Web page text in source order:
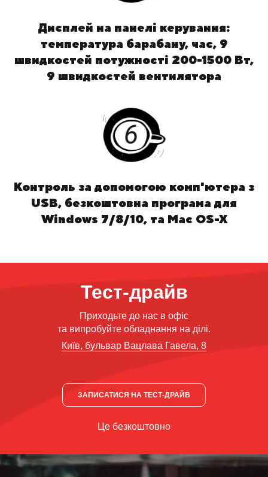
Дисплей на панелі керування:
температура барабану, час, 9
швидкостей потужності 200-1500 Вт,
9 швидкостей вентилятора
Контроль за допомогою комп'ютера з
USB, безкоштовна програма для
Windows 7/8/10, та Mac OS-X
Тест-драйв
Приходьте до нас в офіс
та випробуйте обладнання на ділі.
Київ, бульвар Вацлава Гавела, 8
Це безкоштовно
ЗАПИСАТИСЯ НА ТЕСТ-ДРАЙВ